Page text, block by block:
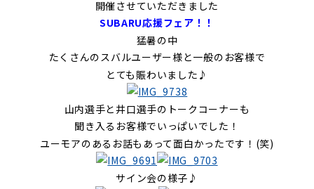
開催させていただきました
SUBARU応援フェア！！
猛暑の中
たくさんのスバルユーザー様と一般のお客様で
とても賑わいました♪
山内選手と井口選手のトークコーナーも
聞き入るお客様でいっぱいでした！
ユーモアのあるお話もあって面白かったです！(笑)
サイン会の様子♪